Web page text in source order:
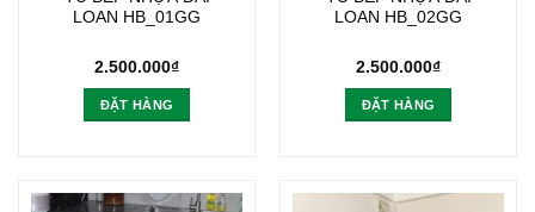
LOAN HB_01GG
2.500.000₫
ĐẶT HÀNG
LOAN HB_02GG
2.500.000₫
ĐẶT HÀNG